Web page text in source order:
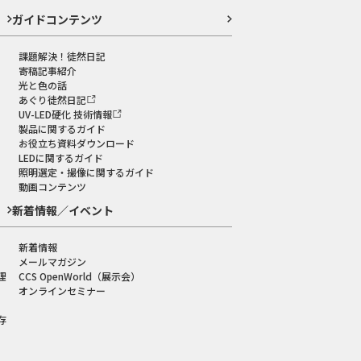
ガイドコンテンツ
課題解決！徒然日記
寄稿記事紹介
光と色の話
あぐり徒然日記
UV-LED硬化 技術情報
製品に関するガイド
お役立ち資料ダウンロード
LEDに関するガイド
照明選定・撮像に関するガイド
動画コンテンツ
新着情報／イベント
新着情報
メールマガジン
CCS OpenWorld（展示会）
オンラインセミナー